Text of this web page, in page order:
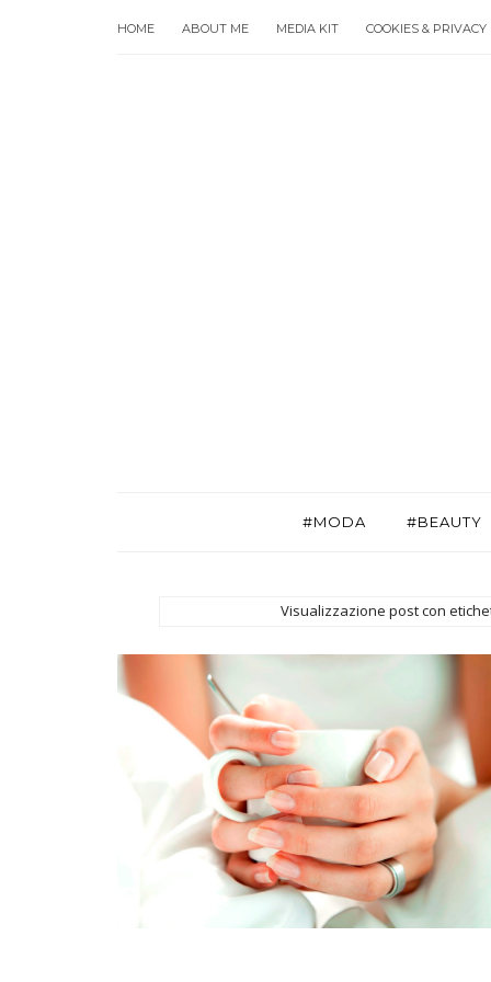
HOME ABOUT ME MEDIA KIT COOKIES & PRIVACY
#MODA #BEAUTY
Visualizzazione post con